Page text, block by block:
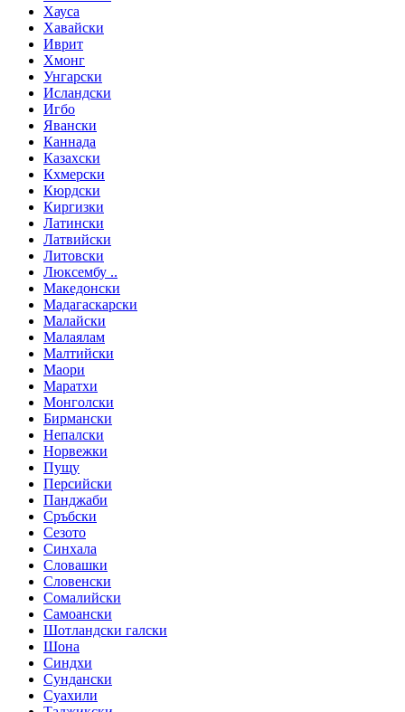
Хауса
Хавайски
Иврит
Хмонг
Унгарски
Исландски
Игбо
Явански
Каннада
Казахски
Кхмерски
Кюрдски
Киргизки
Латински
Латвийски
Литовски
Люксембу ..
Македонски
Мадагаскарски
Малайски
Малаялам
Малтийски
Маори
Маратхи
Монголски
Бирмански
Непалски
Норвежки
Пущу
Персийски
Панджаби
Сръбски
Сезото
Синхала
Словашки
Словенски
Сомалийски
Самоански
Шотландски галски
Шона
Синдхи
Сундански
Суахили